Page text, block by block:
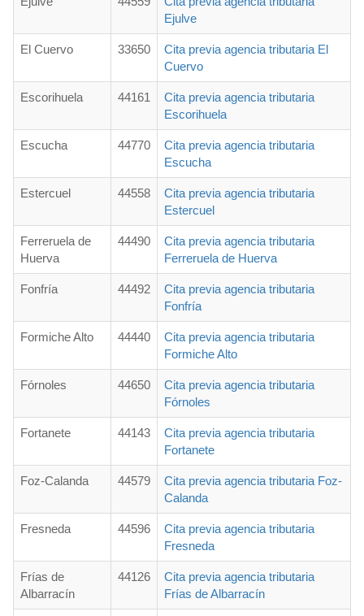
Ejulve
El Cuervo 33650
Cita previa agencia tributaria El
Cuervo
Escorihuela 44161
Cita previa agencia tributaria
Escorihuela
Escucha 44770
Cita previa agencia tributaria
Escucha
Estercuel 44558
Cita previa agencia tributaria
Estercuel
Ferreruela de
Huerva
44490
Cita previa agencia tributaria
Ferreruela de Huerva
Fonfría 44492
Cita previa agencia tributaria
Fonfría
Formiche Alto 44440
Cita previa agencia tributaria
Formiche Alto
Fórnoles 44650
Cita previa agencia tributaria
Fórnoles
Fortanete 44143
Cita previa agencia tributaria
Fortanete
Foz-Calanda 44579
Cita previa agencia tributaria Foz-
Calanda
Fresneda 44596
Cita previa agencia tributaria
Fresneda
Frías de
Albarracín
44126
Cita previa agencia tributaria
Frías de Albarracín